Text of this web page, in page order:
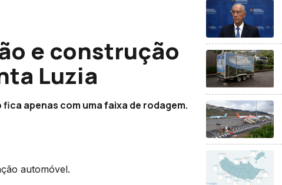
e construção
Luzia
apenas com uma faixa de rodagem.
automóvel.